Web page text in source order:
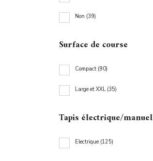
Non (39)
Surface de course
Compact (90)
Large et XXL (35)
Tapis électrique/manuel
Electrique (125)